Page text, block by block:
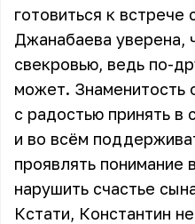
готовиться к
Джанабаева уверена,
свекровью, ведь по-
может. Знаменитость
с радостью принять в
и во всём
проявлять понимание
нарушить счастье
Кстати, Константин